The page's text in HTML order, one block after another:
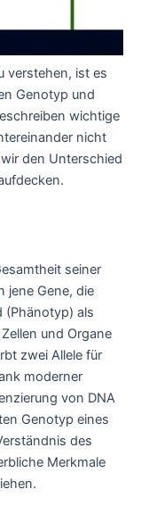
verstehen, ist es
Genotyp und
wichtige
nicht
den Unterschied
seiner
jene Gene, die
(Phänotyp) als
und Organe
zwei Allele für
moderner
von DNA
Genotyp eines
des
Merkmale